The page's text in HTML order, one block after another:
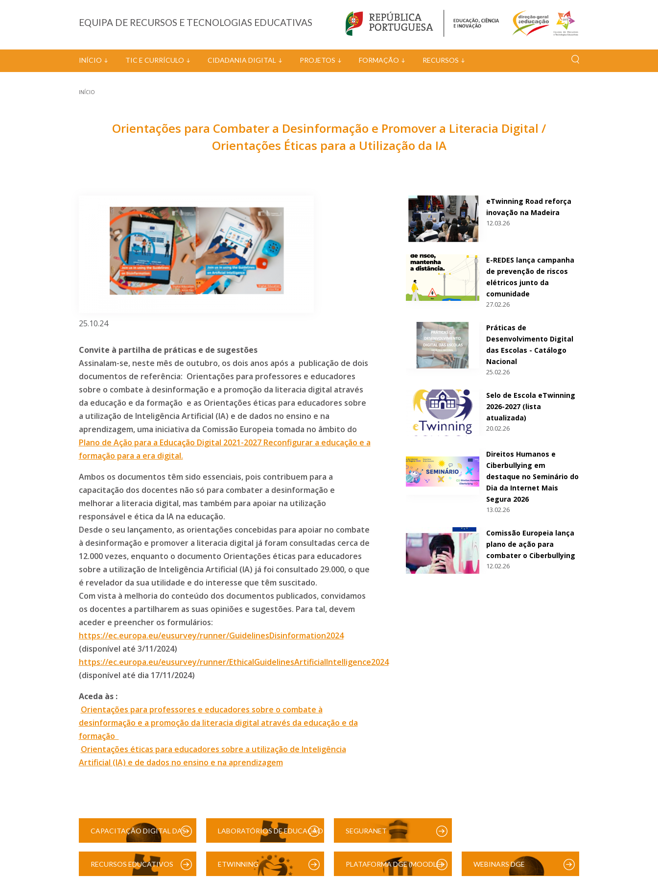
EQUIPA DE RECURSOS E TECNOLOGIAS EDUCATIVAS
INÍCIO TIC E CURRÍCULO CIDADANIA DIGITAL PROJETOS FORMAÇÃO RECURSOS
INÍCIO
Orientações para Combater a Desinformação e Promover a Literacia Digital /
Orientações Éticas para a Utilização da IA
25.10.24
Convite à partilha de práticas e de sugestões
Assinalam-se, neste mês de outubro, os dois anos após a publicação de dois
documentos de referência: Orientações para professores e educadores
sobre o combate à desinformação e a promoção da literacia digital através
da educação e da formação e as Orientações éticas para educadores sobre
a utilização de Inteligência Artificial (IA) e de dados no ensino e na
aprendizagem, uma iniciativa da Comissão Europeia tomada no âmbito do
Plano de Ação para a Educação Digital 2021-2027 Reconfigurar a educação e a
formação para a era digital.
Ambos os documentos têm sido essenciais, pois contribuem para a
capacitação dos docentes não só para combater a desinformação e
melhorar a literacia digital, mas também para apoiar na utilização
responsável e ética da IA na educação.
Desde o seu lançamento, as orientações concebidas para apoiar no combate
à desinformação e promover a literacia digital já foram consultadas cerca de
12.000 vezes, enquanto o documento Orientações éticas para educadores
sobre a utilização de Inteligência Artificial (IA) já foi consultado 29.000, o que
é revelador da sua utilidade e do interesse que têm suscitado.
Com vista à melhoria do conteúdo dos documentos publicados, convidamos
os docentes a partilharem as suas opiniões e sugestões. Para tal, devem
aceder e preencher os formulários:
https://ec.europa.eu/eusurvey/runner/GuidelinesDisinformation2024
(disponível até 3/11/2024)
https://ec.europa.eu/eusurvey/runner/EthicalGuidelinesArtificialIntelligence2024
(disponível até dia 17/11/2024)
Aceda às :
Orientações para professores e educadores sobre o combate à
desinformação e a promoção da literacia digital através da educação e da
formação
Orientações éticas para educadores sobre a utilização de Inteligência
Artificial (IA) e de dados no ensino e na aprendizagem
eTwinning Road reforça
inovação na Madeira
12.03.26
E-REDES lança campanha
de prevenção de riscos
elétricos junto da
comunidade
27.02.26
Práticas de
Desenvolvimento Digital
das Escolas - Catálogo
Nacional
25.02.26
Selo de Escola eTwinning
2026-2027 (lista
atualizada)
20.02.26
Direitos Humanos e
Ciberbullying em
destaque no Seminário do
Dia da Internet Mais
Segura 2026
13.02.26
Comissão Europeia lança
plano de ação para
combater o Ciberbullying
12.02.26
CAPACITAÇÃO DIGITAL DAS LABORATÓRIOS DE EDUCAÇÃO SEGURANET
RECURSOS EDUCATIVOS ETWINNING PLATAFORMA DGE (MOODLE) WEBINARS DGE